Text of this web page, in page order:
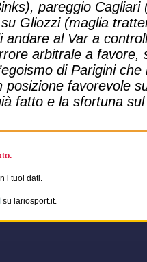
pareggio Cagliari
Gliozzi (maglia
andare al Var a
arbitrale a favore,
di Parigini
posizione favorevole
fatto e la sfortuna
i tuoi dati.
su lariosport.it.